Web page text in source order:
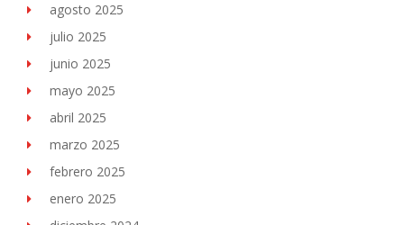
agosto 2025
julio 2025
junio 2025
mayo 2025
abril 2025
marzo 2025
febrero 2025
enero 2025